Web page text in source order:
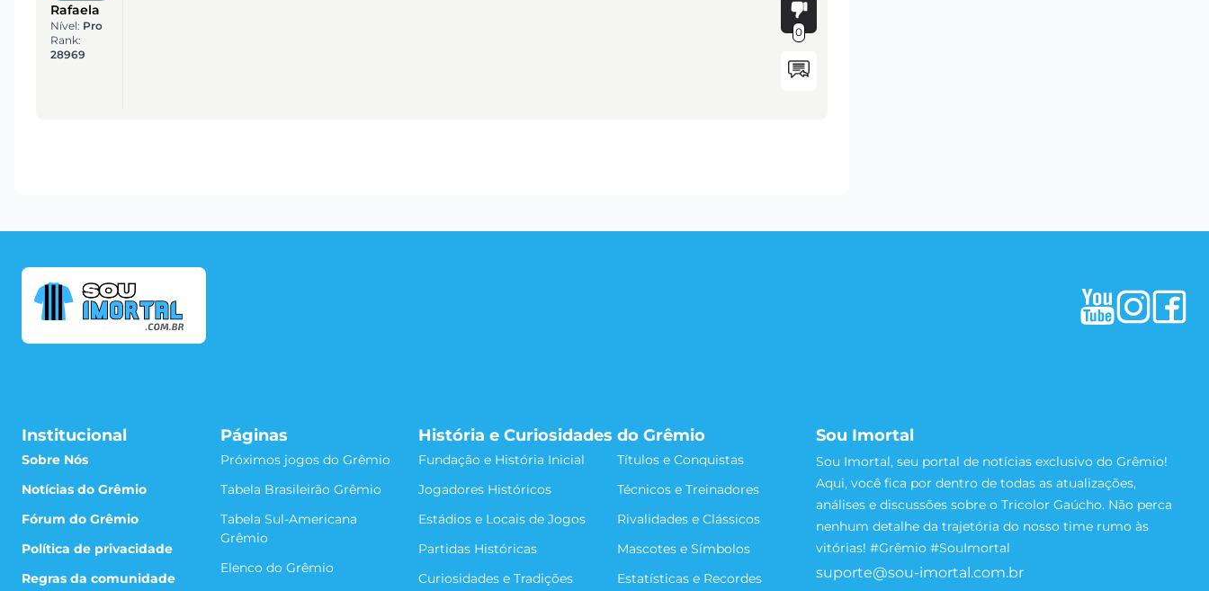
Rafaela
Nível: Pro
Rank:
28969
0
Institucional
Sobre Nós
Notícias do Grêmio
Fórum do Grêmio
Política de privacidade
Regras da comunidade
Páginas
Próximos jogos do Grêmio
Tabela Brasileirão Grêmio
Tabela Sul-Americana
Grêmio
Elenco do Grêmio
História e Curiosidades do Grêmio
Fundação e História Inicial
Títulos e Conquistas
Jogadores Históricos
Técnicos e Treinadores
Estádios e Locais de Jogos
Rivalidades e Clássicos
Partidas Históricas
Mascotes e Símbolos
Curiosidades e Tradições
Estatísticas e Recordes
Sou Imortal
Sou Imortal, seu portal de notícias exclusivo do Grêmio!
Aqui, você fica por dentro de todas as atualizações,
análises e discussões sobre o Tricolor Gaúcho. Não perca
nenhum detalhe da trajetória do nosso time rumo às
vitórias! #Grêmio #SouImortal
suporte@sou-imortal.com.br